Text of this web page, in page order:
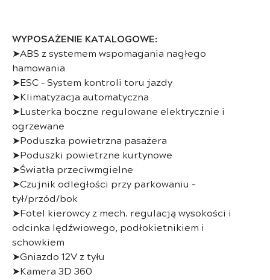
WYPOSAŻENIE KATALOGOWE:
➤ABS z systemem wspomagania nagłego
hamowania
➤ESC – System kontroli toru jazdy
➤Klimatyzacja automatyczna
➤Lusterka boczne regulowane elektrycznie i
ogrzewane
➤Poduszka powietrzna pasażera
➤Poduszki powietrzne kurtynowe
➤Światła przeciwmgielne
➤Czujnik odległości przy parkowaniu –
tył/przód/bok
➤Fotel kierowcy z mech. regulacją wysokości i
odcinka lędźwiowego, podłokietnikiem i
schowkiem
➤Gniazdo 12V z tyłu
➤Kamera 3D 360